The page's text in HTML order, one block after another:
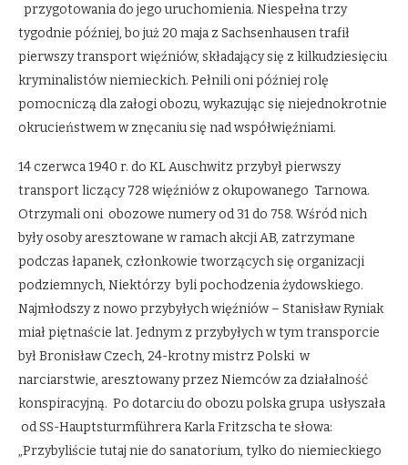
przygotowania do jego uruchomienia. Niespełna trzy
tygodnie później, bo już 20 maja z Sachsenhausen trafił
pierwszy transport więźniów, składający się z kilkudziesięciu
kryminalistów niemieckich. Pełnili oni później rolę
pomocniczą dla załogi obozu, wykazując się niejednokrotnie
okrucieństwem w znęcaniu się nad współwięźniami.
14 czerwca 1940 r. do KL Auschwitz przybył pierwszy
transport liczący 728 więźniów z okupowanego Tarnowa.
Otrzymali oni obozowe numery od 31 do 758. Wśród nich
były osoby aresztowane w ramach akcji AB, zatrzymane
podczas łapanek, członkowie tworzących się organizacji
podziemnych, Niektórzy byli pochodzenia żydowskiego.
Najmłodszy z nowo przybyłych więźniów – Stanisław Ryniak
miał piętnaście lat. Jednym z przybyłych w tym transporcie
był Bronisław Czech, 24-krotny mistrz Polski w
narciarstwie, aresztowany przez Niemców za działalność
konspiracyjną. Po dotarciu do obozu polska grupa usłyszała
od SS-Hauptsturmführera Karla Fritzscha te słowa:
„Przybyliście tutaj nie do sanatorium, tylko do niemieckiego